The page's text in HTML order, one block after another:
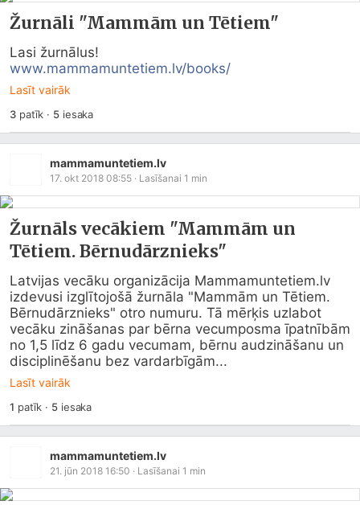
Žurnāli "Mammām un Tētiem"
www.mammamuntetiem.lv/books/
Lasīt vairāk
3patīk · 5iesaka
mammamuntetiem.lv
17. okt 2018 08:55 · Lasīšanai 1 min
Žurnāls vecākiem "Mammām un
Tētiem. Bērnudārznieks"
Latvijas vecāku organizācija Mammamuntetiem.lv
izdevusi izglītojošā žurnāla "Mammām un Tētiem.
Bērnudārznieks" otro numuru. Tā mērķis uzlabot
vecāku zināšanas par bērna vecumposma īpatnībām
no 1,5 līdz 6 gadu vecumam, bērnu audzināšanu un
disciplinēšanu bez vardarbīgām...
Lasīt vairāk
1 patīk · 5iesaka
mammamuntetiem.lv
21. jūn 2018 16:50 · Lasīšanai 1 min